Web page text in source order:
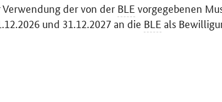
der von der BLE vorgegebenen
und 31.12.2027 an die BLE als